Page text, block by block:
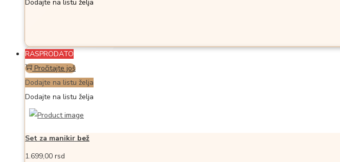
Dodajte na listu želja
RASPRODATO
Pročitajte još
Dodajte na listu želja
Dodajte na listu želja
Set za manikir bež
1.699,00 rsd